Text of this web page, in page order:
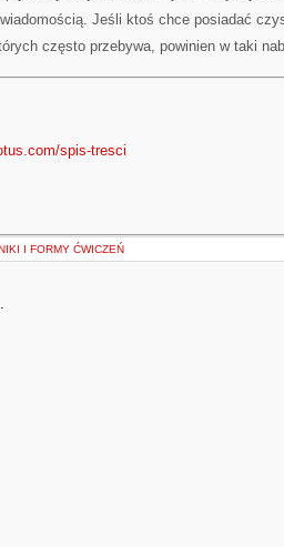
Jeśli ktoś chce posiadać
często przebywa, powinien w taki
spis-tresci
I FORMY ĆWICZEŃ